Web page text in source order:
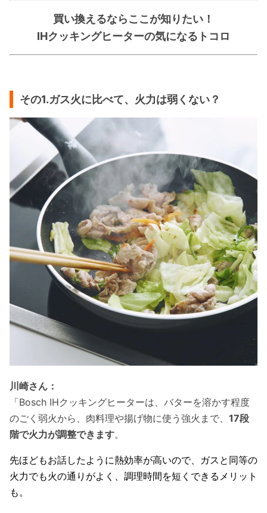
買い換えるならここが知りたい！
IHクッキングヒーターの気になるトコロ
その1.ガス火に比べて、火力は弱くない？
川崎さん：
「Bosch IHクッキングヒーターは、バターを溶かす程度
のごく弱火から、肉料理や揚げ物に使う強火まで、 17段
階で火力が調整できます。
先ほどもお話したように熱効率が高いので、ガスと同等の
火力でも火の通りがよく、調理時間を短くできるメリット
も。